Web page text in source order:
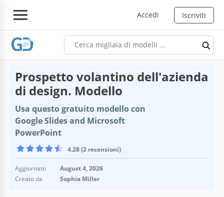
Accedi Iscriviti
Prospetto volantino dell'azienda
di design. Modello
Usa questo gratuito modello con
Google Slides and Microsoft
PowerPoint
4.28 (2 recensioni)
Aggiornato
August 4, 2026
Creato da
Sophia Miller